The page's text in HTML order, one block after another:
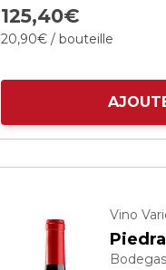
125,40€
20,90€ / bouteille
Vino